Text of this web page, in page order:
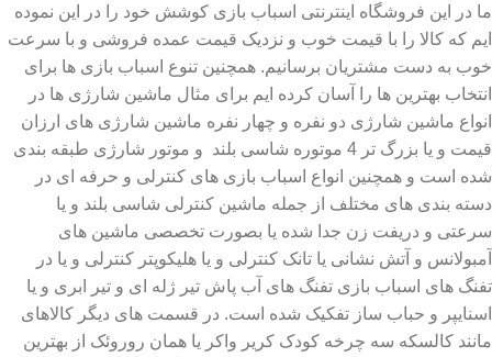
ما در این فروشگاه اینترنتی اسباب بازی کوشش خود را در این نموده
ایم که کالا را با قیمت خوب و نزدیک قیمت عمده فروشی و با سرعت
خوب به دست مشتریان برسانیم. همچنین تنوع اسباب بازی ها برای
انتخاب بهترین ها را آسان کرده ایم برای مثال ماشین شارژی ها در
انواع ماشین شارژی دو نفره و چهار نفره ماشین شارژی های ارزان
قیمت و یا بزرگ تر 4 موتوره شاسی بلند و موتور شارژی طبقه بندی
شده است و همچنین انواع اسباب بازی های کنترلی و حرفه ای در
دسته بندی های مختلف از جمله ماشین کنترلی شاسی بلند و یا
سرعتی و دریفت زن جدا شده یا بصورت تخصصی ماشین های
آمبولانس و آتش نشانی یا تانک کنترلی و یا هلیکوپتر کنترلی و یا در
تفنگ های اسباب بازی تفنگ های آب پاش تیر ژله ای و تیر ابری و یا
اسنایپر و حباب ساز تفکیک شده است. در قسمت های دیگر کالاهای
مانند کالسکه سه چرخه کودک کریر واکر یا همان روروئک از بهترین